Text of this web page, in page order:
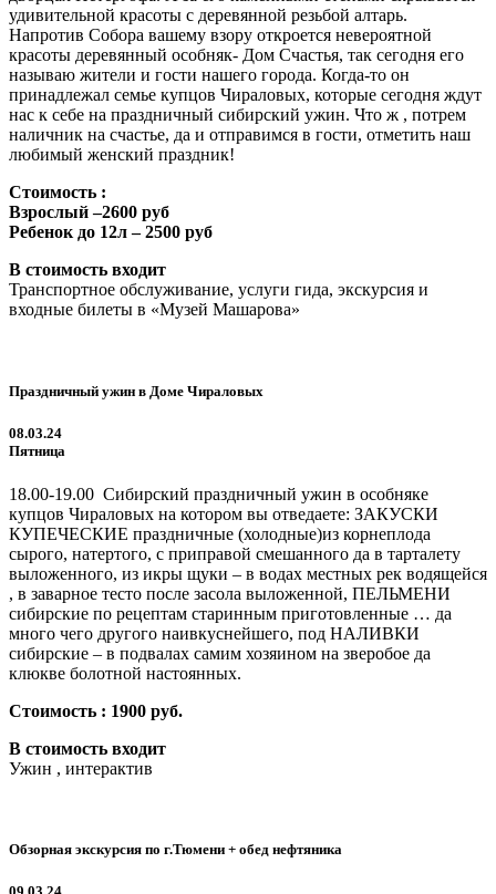
удивительной красоты с деревянной резьбой алтарь.
Напротив Собора вашему взору откроется невероятной
красоты деревянный особняк- Дом Счастья, так сегодня его
называю жители и гости нашего города. Когда-то он
принадлежал семье купцов Чираловых, которые сегодня ждут
нас к себе на праздничный сибирский ужин. Что ж , потрем
наличник на счастье, да и отправимся в гости, отметить наш
любимый женский праздник!
Стоимость :
Взрослый –2600 руб
Ребенок до 12л – 2500 руб
В стоимость входит
Транспортное обслуживание, услуги гида, экскурсия и
входные билеты в «Музей Машарова»
Праздничный ужин в Доме Чираловых
08.03.24
Пятница
18.00-19.00 Сибирский праздничный ужин в особняке
купцов Чираловых на котором вы отведаете: ЗАКУСКИ
КУПЕЧЕСКИЕ праздничные (холодные)из корнеплода
сырого, натертого, с приправой смешанного да в тарталету
выложенного, из икры щуки – в водах местных рек водящейся
, в заварное тесто после засола выложенной, ПЕЛЬМЕНИ
сибирские по рецептам старинным приготовленные … да
много чего другого наивкуснейшего, под НАЛИВКИ
сибирские – в подвалах самим хозяином на зверобое да
клюкве болотной настоянных.
Стоимость : 1900 руб.
В стоимость входит
Ужин , интерактив
Обзорная экскурсия по г.Тюмени + обед нефтяника